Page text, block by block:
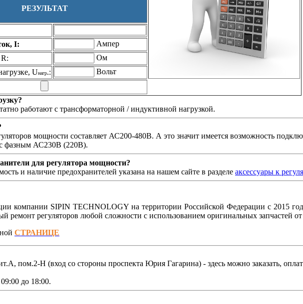
РЕЗУЛЬТАТ
I:
Ампер
Ом
Uнагр.: Вольт
работают с трансформаторной / индуктивной нагрузкой.
мощности составляет АС200-480В. А это значит имеется возможность
фазным АС230В (220В).
для регулятора мощности?
и наличие предохранителей указана на нашем сайте в разделе аксессуары к
компании SIPIN TECHNOLOGY на территории Российской Федерации с 2015
регуляторов любой сложности с использованием оригинальных запчастей от
СТРАНИЦЕ
пом.2-Н (вход со стороны проспекта Юрия Гагарина) - здесь можно заказать,
до 18:00.